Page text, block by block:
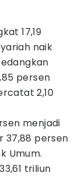
17,19
naik
persen
2,10
menjadi
37,88 persen
Umum.
triliun